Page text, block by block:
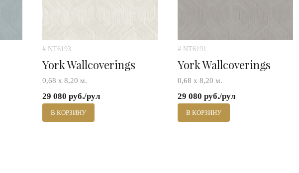
# NT6193
York Wallcoverings
0,68 х 8,20 м.
29 080 руб./рул
В КОРЗИНУ
# NT6191
York Wallcoverings
0,68 х 8,20 м.
29 080 руб./рул
В КОРЗИНУ